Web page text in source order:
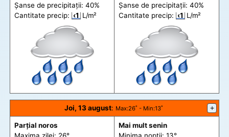
Șanse de precipitații: 40%
Cantitate precip: ‹1 L/m²
Șanse de precipitații: 40%
Cantitate precip: ‹1 L/m²
Joi, 13 august: Max:26˚ - Min:13˚ +
Parțial noros
Maxima zilei: 26°
Mai mult senin
Minima nopții: 13°